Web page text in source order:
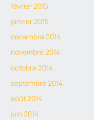
février 2015
janvier 2015
décembre 2014
novembre 2014
octobre 2014
septembre 2014
août 2014
juin 2014